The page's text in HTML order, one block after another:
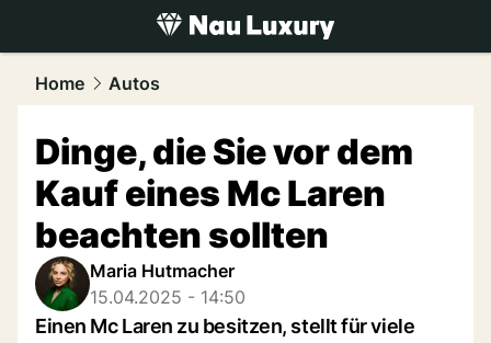
luxury.NAU.ch
Home Autos
Dinge, die Sie vor dem
Kauf eines Mc Laren
beachten sollten
Maria Hutmacher
15.04.2025 - 14:50
Einen Mc Laren zu besitzen, stellt für viele